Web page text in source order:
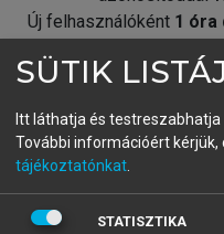
Új felhasználóként 1 óra
fiókoddal,
A regisztráció után a
BELÉPÉS
SÜTIK
Itt láthatja és
További információért kérjük,
tájékoztatónkat
STATISZTIKA